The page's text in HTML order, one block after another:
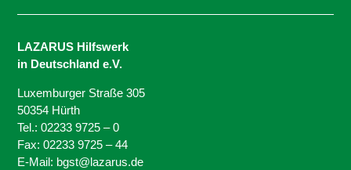
LAZARUS Hilfswerk
in Deutschland e.V.
Luxemburger Straße 305
50354 Hürth
Tel.: 02233 9725 – 0
Fax: 02233 9725 – 44
E-Mail: bgst@lazarus.de